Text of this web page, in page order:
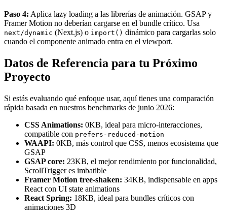
Paso 4: Aplica lazy loading a las librerías de animación. GSAP y
Framer Motion no deberían cargarse en el bundle crítico. Usa
next/dynamic (Next.js) o import() dinámico para cargarlas solo
cuando el componente animado entra en el viewport.
Datos de Referencia para tu Próximo
Proyecto
Si estás evaluando qué enfoque usar, aquí tienes una comparación
rápida basada en nuestros benchmarks de junio 2026:
CSS Animations: 0KB, ideal para micro-interacciones,
compatible con prefers-reduced-motion
WAAPI: 0KB, más control que CSS, menos ecosistema que
GSAP
GSAP core: 23KB, el mejor rendimiento por funcionalidad,
ScrollTrigger es imbatible
Framer Motion tree-shaken: 34KB, indispensable en apps
React con UI state animations
React Spring: 18KB, ideal para bundles críticos con
animaciones 3D